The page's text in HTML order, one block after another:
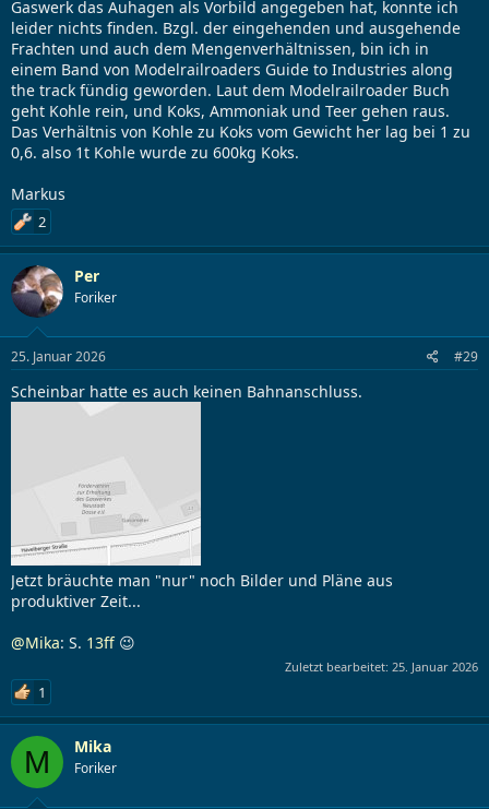
Gaswerk das Auhagen als Vorbild angegeben hat, konnte ich
leider nichts finden. Bzgl. der eingehenden und ausgehende
Frachten und auch dem Mengenverhältnissen, bin ich in
einem Band von Modelrailroaders Guide to Industries along
the track fündig geworden. Laut dem Modelrailroader Buch
geht Kohle rein, und Koks, Ammoniak und Teer gehen raus.
Das Verhältnis von Kohle zu Koks vom Gewicht her lag bei 1 zu
0,6. also 1t Kohle wurde zu 600kg Koks.
Markus
2
Per
Foriker
25. Januar 2026 #29
Scheinbar hatte es auch keinen Bahnanschluss.
Jetzt bräuchte man "nur" noch Bilder und Pläne aus
produktiver Zeit...
@Mika: S. 13ff 😉
Zuletzt bearbeitet: 25. Januar 2026
1
M Mika
Foriker